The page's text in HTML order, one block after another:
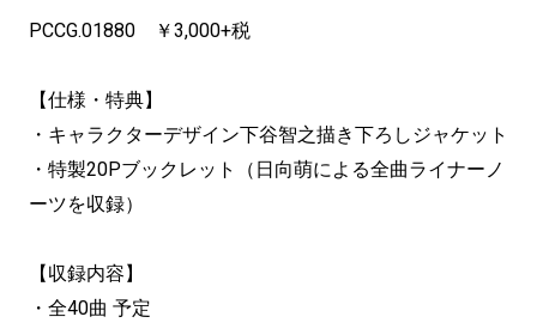
PCCG.01880 ￥3,000+税
【仕様・特典】
・キャラクターデザイン下谷智之描き下ろしジャケット
・特製20Pブックレット（日向萌による全曲ライナーノ
ーツを収録）
【収録内容】
・全40曲 予定